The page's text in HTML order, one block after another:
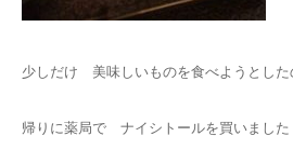
少しだけ 美味しいものを食べようとし
帰りに薬局で ナイシトールを買いました